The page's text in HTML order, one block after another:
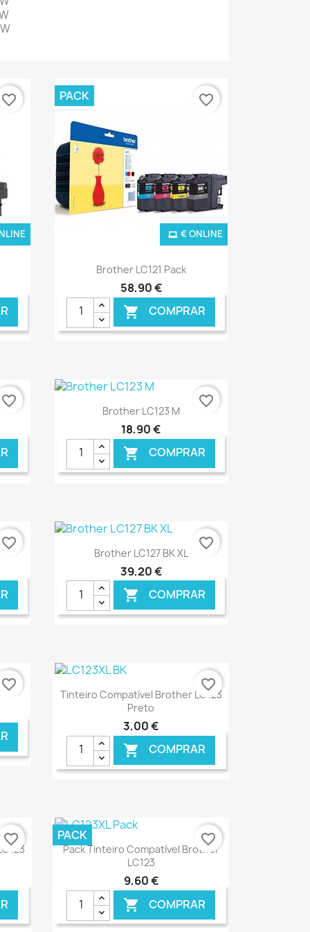
favorite_border
Ver+
Brother LC121 Pack
58,90 €
 COMPRAR
€ ONLINE
PACK favorite_border
favorite_border Ver+
Brother LC123 M
18,90 €
 COMPRAR
€ ONLINE
favorite_border
favorite_border Ver+
Brother LC127 BK XL
39,20 €
 COMPRAR
€ ONLINE
favorite_border
favorite_border Ver+
Tinteiro Compatível Brother LC123
Preto
3,00 €
 COMPRAR
favorite_border
favorite_border Ver+
Pack Tinteiro Compatível Brother
LC123
9,60 €
 COMPRAR
PACK favorite_border